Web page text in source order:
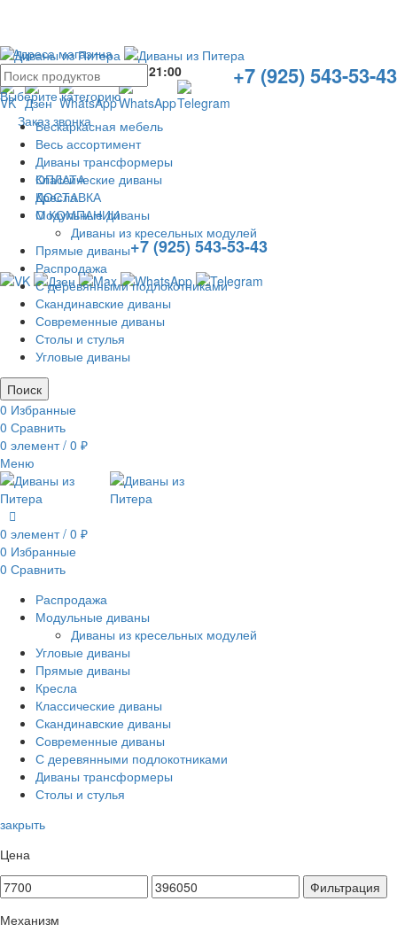
Адреса магазина
+7 (925) 543-53-43
Без выходных с10:00 21:00
Заказ звонка
ОПЛАТА
ДОСТАВКА
О КОМПАНИИ
+7 (925) 543-53-43
Выберите категорию
Бескаркасная мебель
Весь ассортимент
Диваны трансформеры
Классические диваны
Кресла
Модульные диваны
Диваны из кресельных модулей
Прямые диваны
Распродажа
С деревянными подлокотниками
Скандинавские диваны
Современные диваны
Столы и стулья
Угловые диваны
Поиск
0 Избранные
0 Сравнить
0 элемент / 0 ₽
Меню
0 элемент / 0 ₽
0 Избранные
0 Сравнить
Распродажа
Модульные диваны
Диваны из кресельных модулей
Угловые диваны
Прямые диваны
Кресла
Классические диваны
Скандинавские диваны
Современные диваны
С деревянными подлокотниками
Диваны трансформеры
Столы и стулья
закрыть
Цена
Фильтрация
Механизм